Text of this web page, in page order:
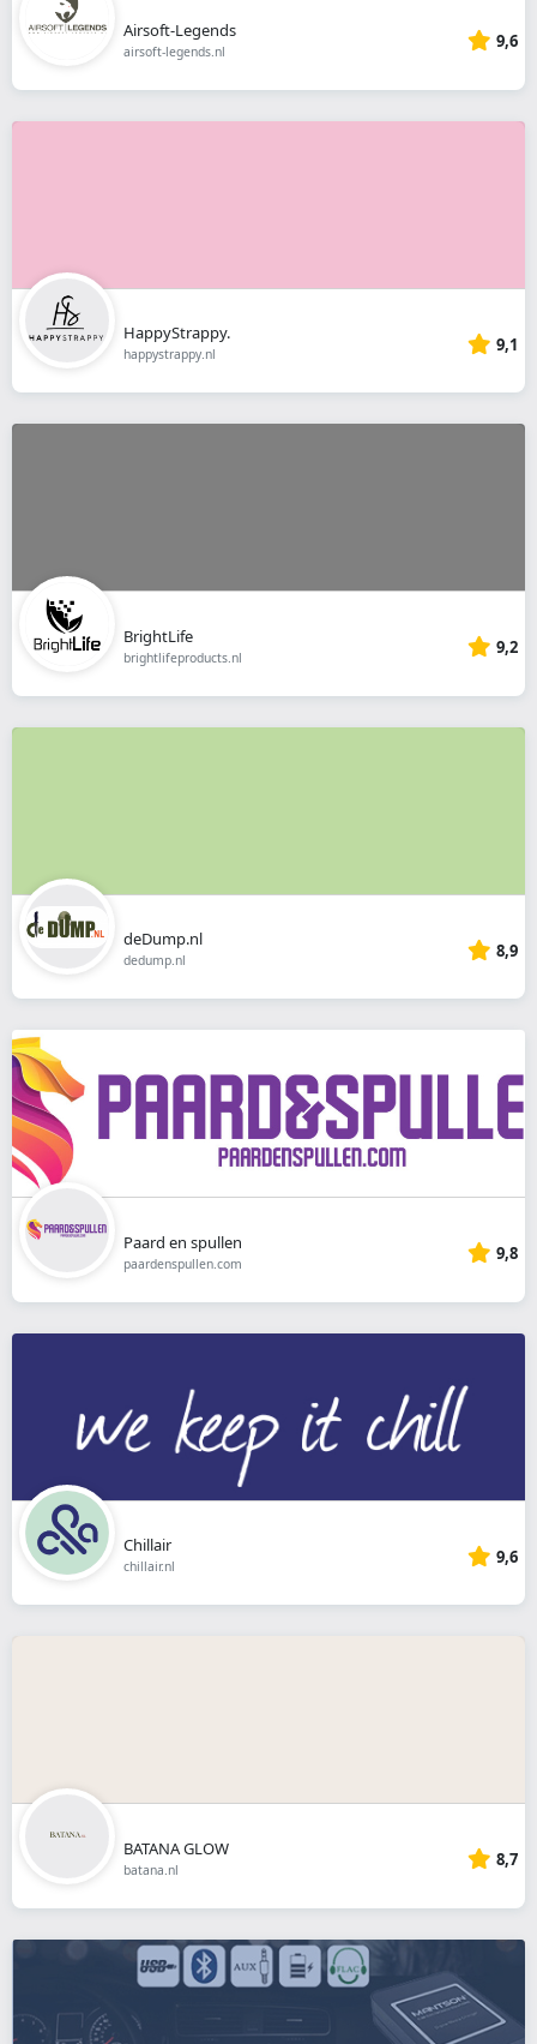
Airsoft-Legends
airsoft-legends.nl 9,6
HappyStrappy.
happystrappy.nl 9,1
BrightLife
brightlifeproducts.nl 9,2
deDump.nl
dedump.nl 8,9
Paard en spullen
paardenspullen.com 9,8
Chillair
chillair.nl 9,6
BATANA GLOW
batana.nl 8,7